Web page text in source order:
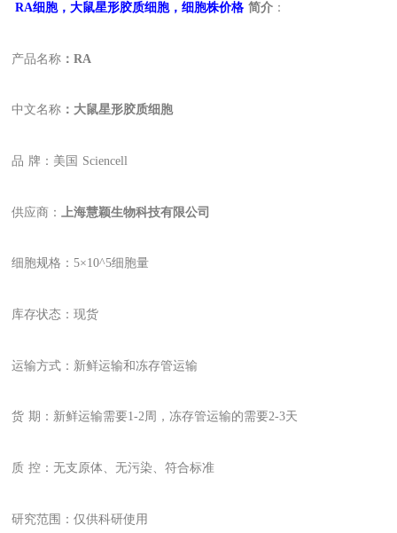
RA细胞，大鼠星形胶质细胞，细胞株价格 简介 ：
产品名称 ：RA
中文名称 ：大鼠星形胶质细胞
品 牌：美国 Sciencell
供应商： 上海慧颖生物科技有限公司
细胞规格： 5×10^5细胞量
库存状态：现货
运输方式：新鲜运输和冻存管运输
货 期：新鲜运输需要1-2周，冻存管运输的需要2-3天
质 控：无支原体、无污染、符合标准
研究范围：仅供科研使用